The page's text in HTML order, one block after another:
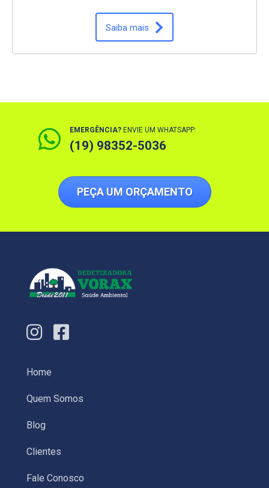
Saiba mais
EMERGÊNCIA? ENVIE UM WHATSAPP:
(19) 98352-5036
PEÇA UM ORÇAMENTO
Home
Quem Somos
Blog
Clientes
Fale Conosco